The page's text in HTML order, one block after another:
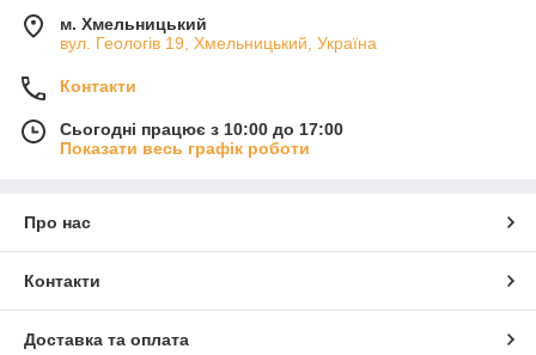
м. Хмельницький
вул. Геологів 19, Хмельницький, Україна
Контакти
Сьогодні працює з 10:00 до 17:00
Показати весь графік роботи
Про нас
Контакти
Доставка та оплата